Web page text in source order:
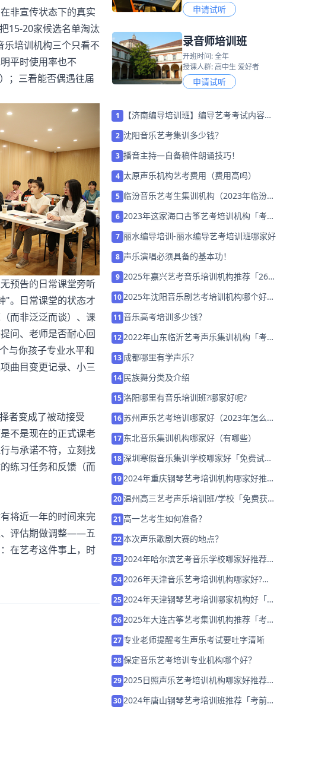
非宣传状态下的真实
15-20家候选名单淘汰
培训机构三个只看不
平时使用率也不
；三看能否偶遇往届
预告的日常课堂旁听
"。日常课堂的状态才
而非泛泛而谈）、课
问、老师是否耐心回
与你孩子专业水平和
曲目变更记录、小三
者变成了被动接受
不是现在的正式课老
与承诺不符，立刻找
练习任务和反馈（而
将近一年的时间来完
、评估期做调整——五
在艺考这件事上，时
申请试听
录音师培训班
开班时间: 全年
授课人群: 高中生 爱好者
申请试听
1
【济南编导培训班】编导艺考考试内容有
2 沈阳音乐艺考集训多少钱？
3 播音主持—自备稿件朗诵技巧！
4 太原声乐机构艺考费用（费用高吗）
5 临汾音乐艺考生集训机构（2023年临汾最
6 2023年这家海口古筝艺考培训机构「考前
7 丽水编导培训-丽水编导艺考培训班哪家好
8 声乐演唱必须具备的基本功！
9 2025年嘉兴艺考音乐培训机构推荐「26
102025年沈阳音乐剧艺考培训机构哪个好推
11 音乐高考培训多少钱？
122022年山东临沂艺考声乐集训机构「考前
13 成都哪里有学声乐？
14 民族舞分类及介绍
15 洛阳哪里有音乐培训班?哪家好呢?
16苏州声乐艺考培训哪家好（2023年怎么选
17 东北音乐集训机构哪家好（有哪些）
18深圳寒假音乐集训学校哪家好「免费试
192024年重庆钢琴艺考培训机构哪家好推荐
20温州高三艺考声乐培训班/学校「免费获取
21 高一艺考生如何准备？
22本次声乐歌剧大赛的地点？
232024年哈尔滨艺考音乐学校哪家好推荐
242026年天津音乐艺考培训机构哪家好?家
252024年天津钢琴艺考培训哪家机构好「暑
262025年大连古筝艺考集训机构推荐「考前
27专业老师提醒考生声乐考试要吐字清晰
28保定音乐艺考培训专业机构哪个好？
292025日照声乐艺考培训机构哪家好推荐
302024年唐山钢琴艺考培训班推荐「考前集